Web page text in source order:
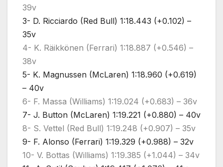
39v
3- D. Ricciardo (Red Bull) 1:18.443 (+0.102) –
35v
4- K. Räikkönen (Ferrari) 1:18.887 (+0.546) –
38v
5- K. Magnussen (McLaren) 1:18.960 (+0.619)
– 40v
6- F. Massa (Williams) 1:19.024 (+0.683) – 36v
7- J. Button (McLaren) 1:19.221 (+0.880) – 40v
8- S. Vettel (Red Bull) 1:19.248 (+0.907) – 35v
9- F. Alonso (Ferrari) 1:19.329 (+0.988) – 32v
10- V. Bottas (Williams) 1:19.385 (+1.044) – 34v